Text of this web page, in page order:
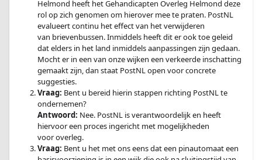
Helmond heeft het Gehandicapten Overleg Helmond deze
rol op zich genomen om hierover mee te praten. PostNL
evalueert continu het effect van het verwijderen
van brievenbussen. Inmiddels heeft dit er ook toe geleid
dat elders in het land inmiddels aanpassingen zijn gedaan.
Mocht er in een van onze wijken een verkeerde inschatting
gemaakt zijn, dan staat PostNL open voor concrete
suggesties.
Vraag: Bent u bereid hierin stappen richting PostNL te
ondernemen?
Antwoord: Nee. PostNL is verantwoordelijk en heeft
hiervoor een proces ingericht met mogelijkheden
voor overleg.
Vraag: Bent u het met ons eens dat een pinautomaat een